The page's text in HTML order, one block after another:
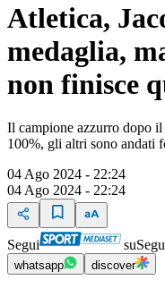
Atletica,
medaglia,
non finisce
Il campione azzurro dopo
100%, gli altri sono andati
04 Ago 2024 - 22:24
04 Ago 2024 - 22:24
Segui su
whatsapp discover